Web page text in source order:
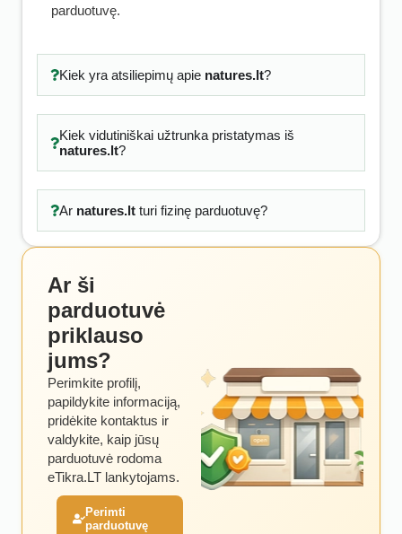
parduotuvę.
Kiek yra atsiliepimų apie natures.lt?
Kiek vidutiniškai užtrunka pristatymas iš
natures.lt?
Ar natures.ltturi fizinę parduotuvę?
Ar ši
parduotuvė
priklauso
jums?
Perimkite profilį,
papildykite informaciją,
pridėkite kontaktus ir
valdykite, kaip jūsų
parduotuvė rodoma
eTikra.LT lankytojams.
Perimti
parduotuvę